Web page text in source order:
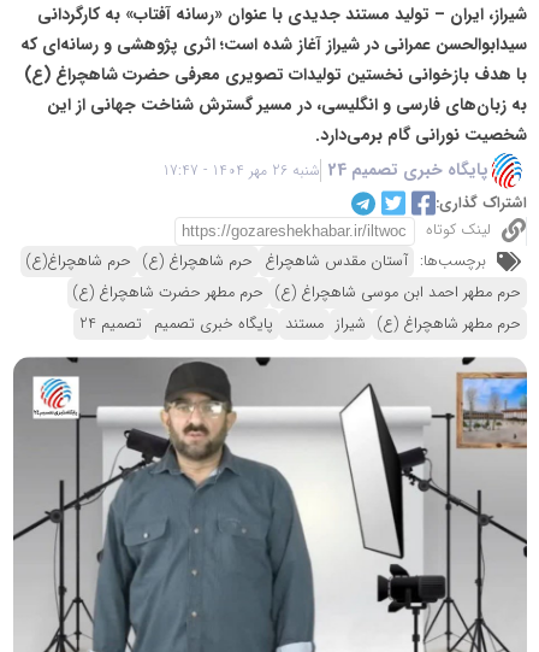
شیراز، ایران – تولید مستند جدیدی با عنوان «رسانه آفتاب» به کارگردانی
سیدابوالحسن عمرانی در شیراز آغاز شده است؛ اثری پژوهشی و رسانه‌ای که
با هدف بازخوانی نخستین تولیدات تصویری معرفی حضرت شاهچراغ (ع)
به زبان‌های فارسی و انگلیسی، در مسیر گسترش شناخت جهانی از این
شخصیت نورانی گام برمی‌دارد.
پایگاه خبری تصمیم 24
شنبه 26 مهر 1404 - 17:47
اشتراک گذاری:
لینک کوتاه
برچسب‌ها: آستان مقدس شاهچراغ حرم شاهچراغ (ع) حرم شاهچراغ(ع)
حرم مطهر احمد ابن موسی شاهچراغ (ع) حرم مطهر حضرت شاهچراغ (ع)
حرم مطهر شاهچراغ (ع) شیراز مستند پایگاه خبری تصمیم تصمیم 24